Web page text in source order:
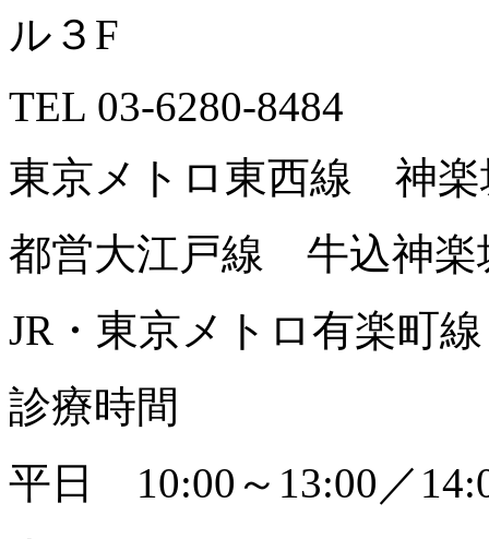
ル３F
TEL 03-6280-8484
東京メトロ東西線 神
都営大江戸線 牛込神
JR・東京メトロ有楽町
診療時間
平日 10:00～13:00／